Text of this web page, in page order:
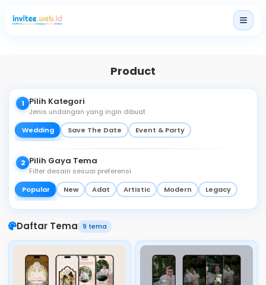
Produk
Harga
Layanan Lainnya
Login
Product
1 Pilih Kategori
Jenis undangan yang ingin dibuat
Wedding
Save The Date Event & Party
2 Pilih Gaya Tema
Filter desain sesuai preferensi
Popular
New Adat Artistic Modern Legacy
Daftar Tema 9 tema